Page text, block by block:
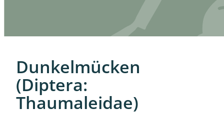
Dunkelmücken
(Diptera:
Thaumaleidae)